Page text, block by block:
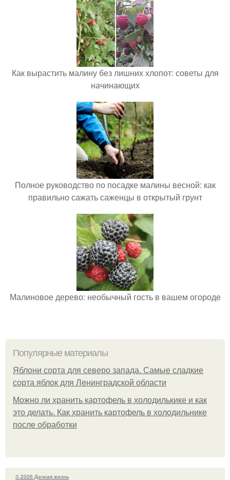
Как вырастить малину без лишних хлопот: советы для
начинающих
Полное руководство по посадке малины весной: как
правильно сажать саженцы в открытый грунт
Малиновое дерево: необычный гость в вашем огороде
Популярные материалы
Яблони сорта для северо запада. Самые сладкие
сорта яблок для Ленинградской области
Можно ли хранить картофель в холодилькике и как
это делать. Как хранить картофель в холодильнике
после обработки
© 2026 Дачная жизнь